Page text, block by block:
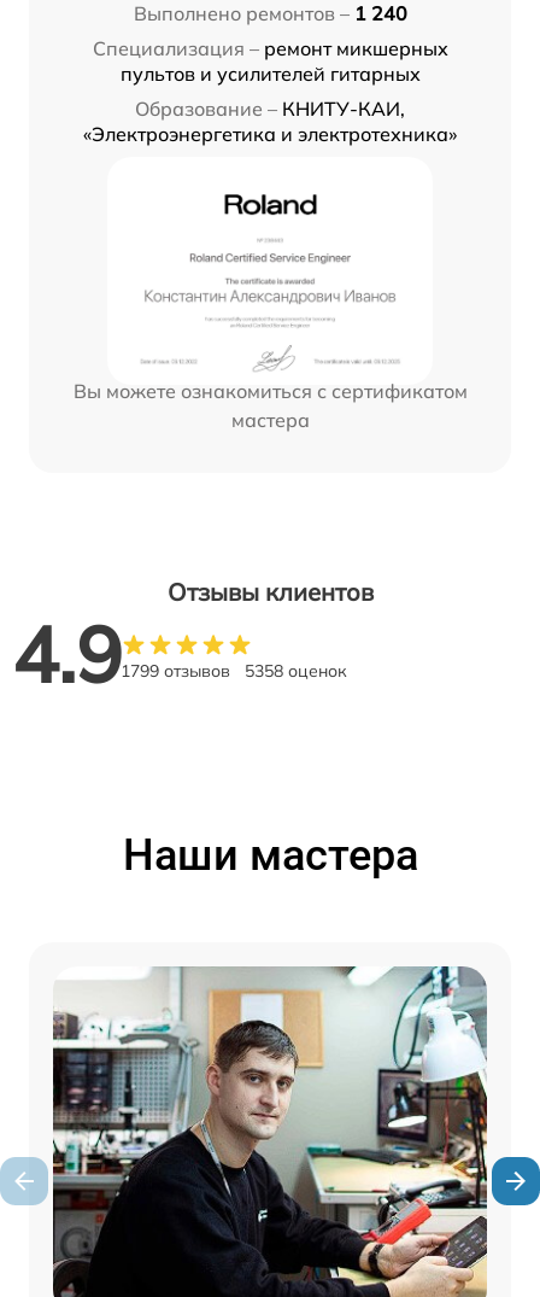
Выполнено ремонтов – 1 240
Специализация – ремонт микшерных
пультов и усилителей гитарных
Образование – КНИТУ-КАИ,
«Электроэнергетика и электротехника»
Вы можете ознакомиться с сертификатом
мастера
Отзывы клиентов
4.91799 отзывов 5358 оценок
Наши мастера